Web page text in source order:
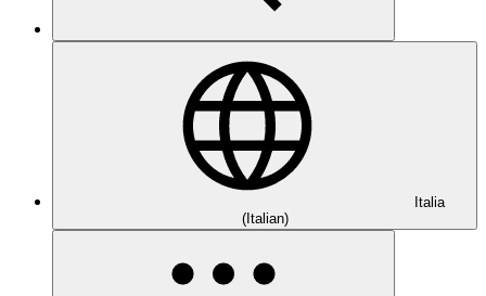
Italia
(Italian)